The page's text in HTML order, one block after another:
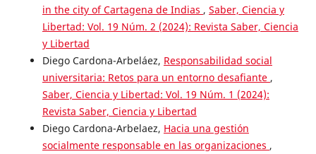
in the city of Cartagena de Indias , Saber, Ciencia y
Libertad: Vol. 19 Núm. 2 (2024): Revista Saber, Ciencia
y Libertad
Diego Cardona-Arbeláez, Responsabilidad social
universitaria: Retos para un entorno desafiante ,
Saber, Ciencia y Libertad: Vol. 19 Núm. 1 (2024):
Revista Saber, Ciencia y Libertad
Diego Cardona-Arbelaez, Hacia una gestión
socialmente responsable en las organizaciones ,